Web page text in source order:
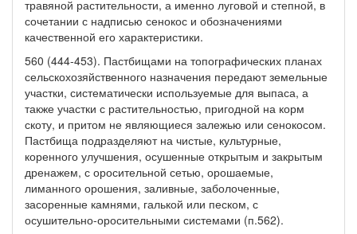
травяной растительности, а именно луговой и степной, в
сочетании с надписью сенокос и обозначениями
качественной его характеристики.
560 (444-453). Пастбищами на топографических планах
сельскохозяйственного назначения передают земельные
участки, систематически используемые для выпаса, а
также участки с растительностью, пригодной на корм
скоту, и притом не являющиеся залежью или сенокосом.
Пастбища подразделяют на чистые, культурные,
коренного улучшения, осушенные открытым и закрытым
дренажем, с оросительной сетью, орошаемые,
лиманного орошения, заливные, заболоченные,
засоренные камнями, галькой или песком, с
осушительно-оросительными системами (п.562).